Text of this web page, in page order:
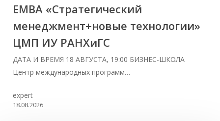
ЕМВА «Стратегический
менеджмент+новые технологии»
ЦМП ИУ РАНХиГС
ДАТА И ВРЕМЯ 18 АВГУСТА, 19:00 БИЗНЕС-ШКОЛА
Центр международных программ…
expert
18.08.2026